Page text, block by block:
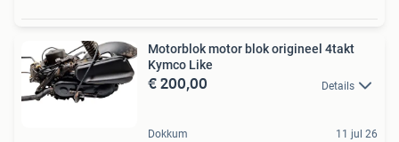
Motorblok motor blok origineel 4takt
Kymco Like
€ 200,00 Details
Dokkum 11 jul 26